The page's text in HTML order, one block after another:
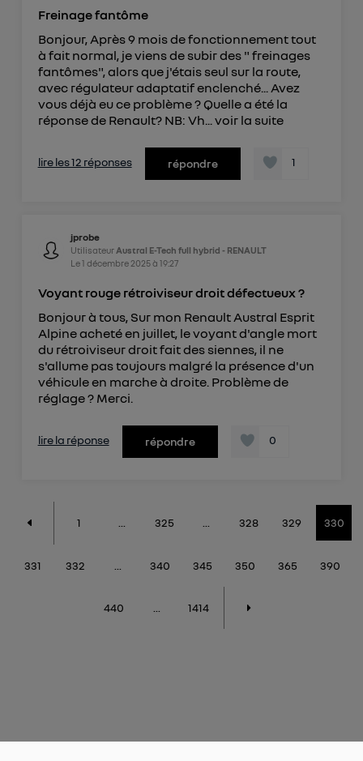
Freinage fantôme
Bonjour, Après 9 mois de fonctionnement tout
à fait normal, je viens de subir des " freinages
fantômes", alors que j'étais seul sur la route,
avec régulateur adaptatif enclenché... Avez
vous déjà eu ce problème ? Quelle a été la
réponse de Renault? NB: Vh... voir la suite
lire les 12 réponses répondre 1
jprobe
Utilisateur Austral E-Tech full hybrid - RENAULT
Le1 décembre 2025à 19:27
Voyant rouge rétroiviseur droit défectueux ?
Bonjour à tous, Sur mon Renault Austral Esprit
Alpine acheté en juillet, le voyant d'angle mort
du rétroiviseur droit fait des siennes, il ne
s'allume pas toujours malgré la présence d'un
véhicule en marche à droite. Problème de
réglage ? Merci.
lire la réponse répondre 0
1 325 328 329 330
331 332 340 345 350 365 390
440 1414